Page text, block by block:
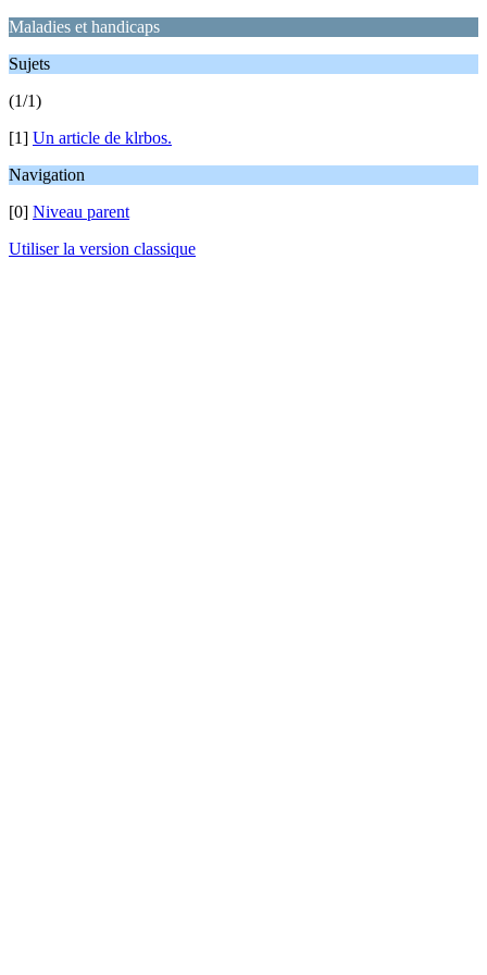
Maladies et handicaps
Sujets
(1/1)
[1] Un article de klrbos.
Navigation
[0] Niveau parent
Utiliser la version classique